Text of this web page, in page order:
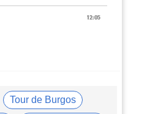
12:05
gagner au sprint..."
pro trois jeunes de
Tour de Burgos